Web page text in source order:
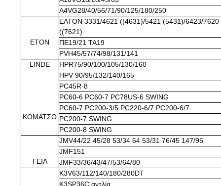
Α4VG28/40/56/71/90/125/180/250
ΕΤΟΝ
EATON 3331/4621 ((4631)/5421 (5431)/6423/7620
((7621)
ΠΕ19/21 TA19
PVH45/57/74/98/131/141
LINDE
HPR75/90/100/105/130/160
ΚΟΜΑΤΣΟ
HPV 90/95/132/140/165
PC45R-8
PC60-6 PC60-7 PC78US-6 SWING
PC60-7 PC200-3/5 PC220-6/7 PC200-6/7
PC200-7 SWING
PC200-8 SWING
ΓΕΙΛ
JMV44/22 45/28 53/34 64 53/31 76/45 147/95
JMF151
JMF33/36/43/47/53/64/80
K3V63/112/140/180/280DT
Κ3SP36C αντλία